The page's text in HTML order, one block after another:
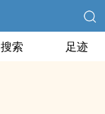
搜索 足迹